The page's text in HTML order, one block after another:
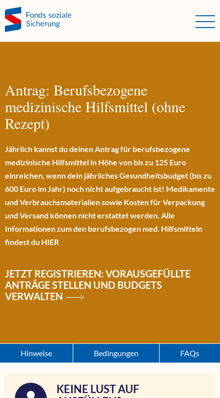
Antrag: Berufsbezogene
medizinische Hilfsmittel (ohne
Rezept)
Jährlich kannst du deinen Antrag für berufsbezogene
medizinische Hilfsmittel in Höhe von bis zu 125 Euro
einreichen, wenn dein jährliches Gesundheitsbudget (bis zu
600 Euro im Jahr) noch nicht aufgebraucht ist! Medikamente
und Verbrauchsmaterialien sowie Kosten für Verpackung
und Versand können nicht erstattet werden. Alle
Informationen zum den berufsbezogen med. Hilfsmitteln
findest du HIER
JETZT REGISTRIEREN: VORAUSGEFÜLLTE
ANTRÄGE STELLEN UND BUDGETS
VERWALTEN
Hinweise Bedingungen FAQs
KEINE LUST AUF